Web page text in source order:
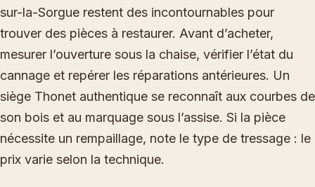
sur-la-Sorgue restent des incontournables pour
trouver des pièces à restaurer. Avant d’acheter,
mesurer l’ouverture sous la chaise, vérifier l’état du
cannage et repérer les réparations antérieures. Un
siège Thonet authentique se reconnaît aux courbes de
son bois et au marquage sous l’assise. Si la pièce
nécessite un rempaillage, note le type de tressage : le
prix varie selon la technique.